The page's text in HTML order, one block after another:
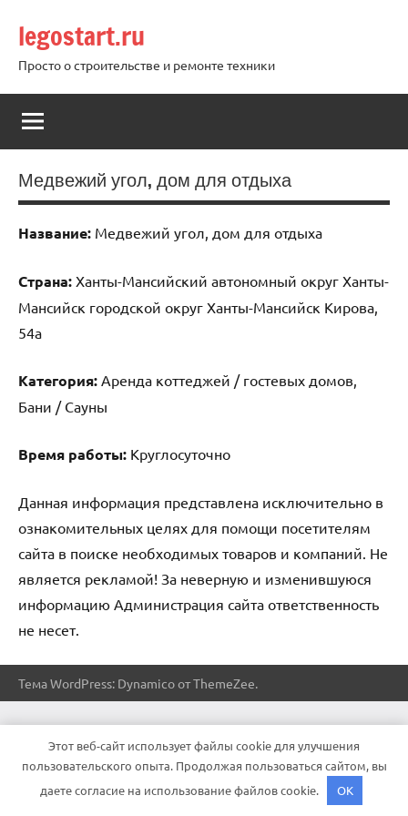
содержимому
legostart.ru
Просто о строительстве и ремонте техники
Медвежий угол, дом для отдыха
Название: Медвежий угол, дом для отдыха
Страна: Ханты-Мансийский автономный округ Ханты-
Мансийск городской округ Ханты-Мансийск Кирова,
54а
Категория: Аренда коттеджей / гостевых домов,
Бани / Сауны
Время работы: Круглосуточно
Данная информация представлена исключительно в
ознакомительных целях для помощи посетителям
сайта в поиске необходимых товаров и компаний. Не
является рекламой! За неверную и изменившуюся
информацию Администрация сайта ответственность
не несет.
Тема WordPress: Dynamico от ThemeZee.
Этот веб-сайт использует файлы cookie для улучшения
пользовательского опыта. Продолжая пользоваться сайтом, вы
даете согласие на использование файлов cookie.
OK